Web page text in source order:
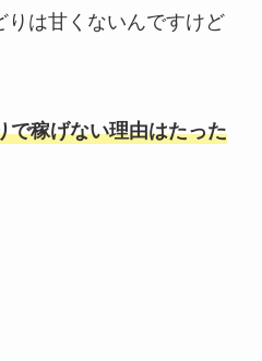
りは甘くないんですけど
で稼げない理由はたった